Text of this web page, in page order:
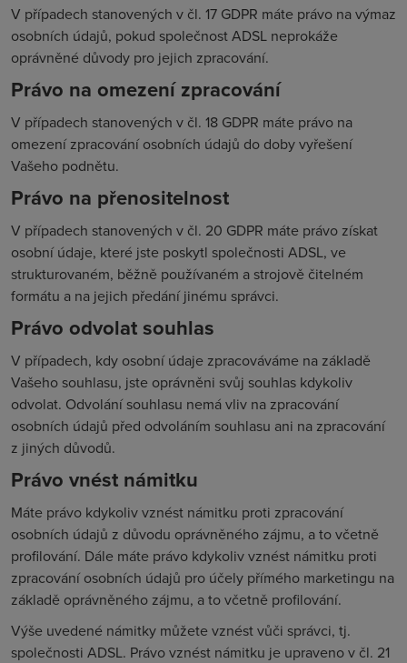
V případech stanovených v čl. 17 GDPR máte právo na výmaz
osobních údajů, pokud společnost ADSL neprokáže
oprávněné důvody pro jejich zpracování.
Právo na omezení zpracování
V případech stanovených v čl. 18 GDPR máte právo na
omezení zpracování osobních údajů do doby vyřešení
Vašeho podnětu.
Právo na přenositelnost
V případech stanovených v čl. 20 GDPR máte právo získat
osobní údaje, které jste poskytl společnosti ADSL, ve
strukturovaném, běžně používaném a strojově čitelném
formátu a na jejich předání jinému správci.
Právo odvolat souhlas
V případech, kdy osobní údaje zpracováváme na základě
Vašeho souhlasu, jste oprávněni svůj souhlas kdykoliv
odvolat. Odvolání souhlasu nemá vliv na zpracování
osobních údajů před odvoláním souhlasu ani na zpracování
z jiných důvodů.
Právo vnést námitku
Máte právo kdykoliv vznést námitku proti zpracování
osobních údajů z důvodu oprávněného zájmu, a to včetně
profilování. Dále máte právo kdykoliv vznést námitku proti
zpracování osobních údajů pro účely přímého marketingu na
základě oprávněného zájmu, a to včetně profilování.
Výše uvedené námitky můžete vznést vůči správci, tj.
společnosti ADSL. Právo vznést námitku je upraveno v čl. 21